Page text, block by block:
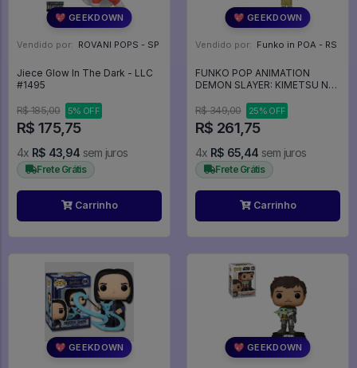
💖 GEEKDOWN
Vendido por: ROVANI POPS - SP
Jiece Glow In The Dark - LLC
#1495
R$ 185,00 5% OFF
R$ 175,75
4x R$ 43,94 sem juros
Frete Grátis
Carrinho
💖 GEEKDOWN
Vendido por: Funko in POA - RS
FUNKO POP ANIMATION
DEMON SLAYER: KIMETSU NO
1410 - Animation #1410
R$ 349,00 25% OFF
R$ 261,75
4x R$ 65,44 sem juros
Frete Grátis
Carrinho
💖 GEEKDOWN 💖 GEEKDOWN